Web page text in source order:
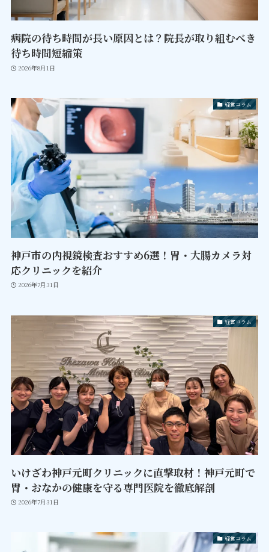
病院の待ち時間が長い原因とは？院長が取り組むべき
待ち時間短縮策
2026年8月1日
経営コラム
神戸市の内視鏡検査おすすめ6選！胃・大腸カメラ対
応クリニックを紹介
2026年7月31日
経営コラム
いけざわ神戸元町クリニックに直撃取材！神戸元町で
胃・おなかの健康を守る専門医院を徹底解剖
2026年7月31日
経営コラム